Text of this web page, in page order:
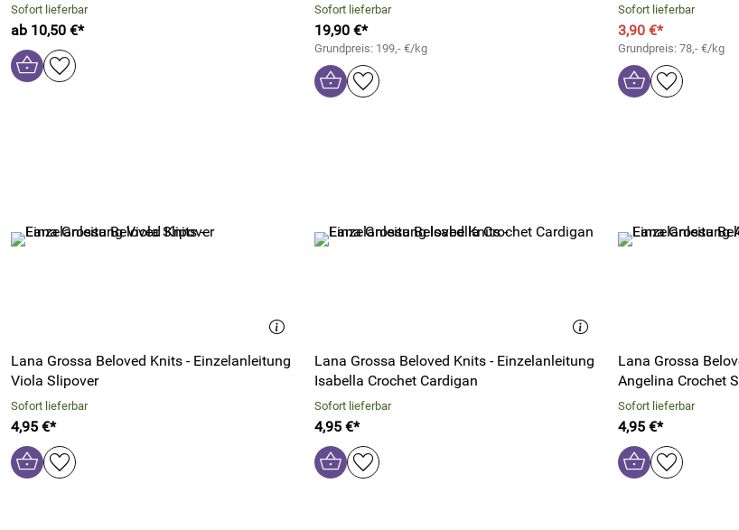
Sofort lieferbar
ab 10,50 €*
Sofort lieferbar
19,90 €*
Grundpreis: 199,- €/kg
Sofort lieferbar
3,90 €*
Grundpreis: 78,- €/kg
Lana Grossa Beloved Knits - Einzelanleitung
Viola Slipover
Sofort lieferbar
4,95 €*
Lana Grossa Beloved Knits - Einzelanleitung
Isabella Crochet Cardigan
Sofort lieferbar
4,95 €*
Lana Grossa
Angelina Crochet
Sofort lieferbar
4,95 €*